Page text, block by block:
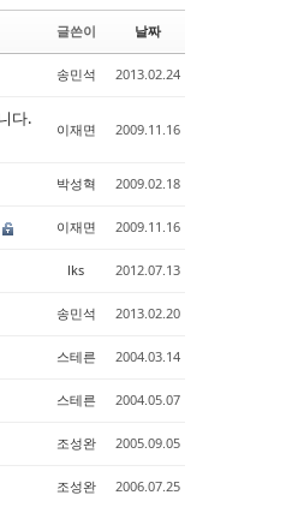
글쓴이 날짜
송민석 2013.02.24
다.
이재면 2009.11.16
박성혁 2009.02.18
이재면 2009.11.16
lks 2012.07.13
송민석 2013.02.20
스테른 2004.03.14
스테른 2004.05.07
조성완 2005.09.05
조성완 2006.07.25